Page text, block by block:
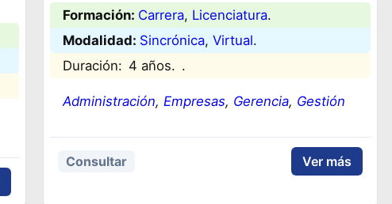
Formación: Carrera, Licenciatura.
Modalidad: Sincrónica, Virtual.
Duración: 4 años. .
Administración, Empresas, Gerencia, Gestión
Consultar Ver más